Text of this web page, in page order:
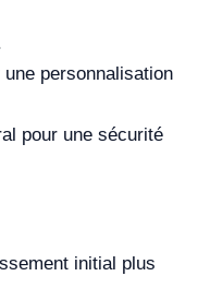
personnalisation
pour une sécurité
initial plus